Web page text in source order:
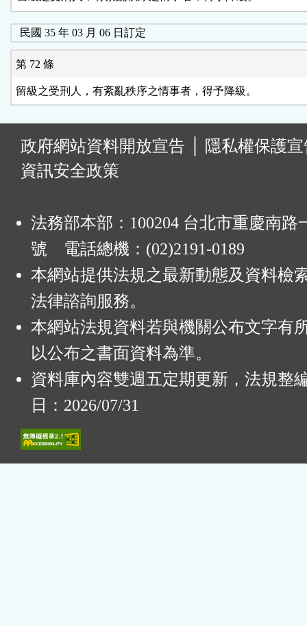
民國 35 年 03 月 06 日訂定
第 72 條
政府網站資料開放宣告
隱私權保護
資訊安全政策
法務部本部：100204 台北市重慶南路
號 電話總機：(02)2191-0189
本網站提供法規之最新動態及資料檢
法律諮詢服務。
本網站法規資料若與機關公布文字有
以公布之書面資料為準。
資料庫內容雙週五定期更新，法規整
日：2026/07/31